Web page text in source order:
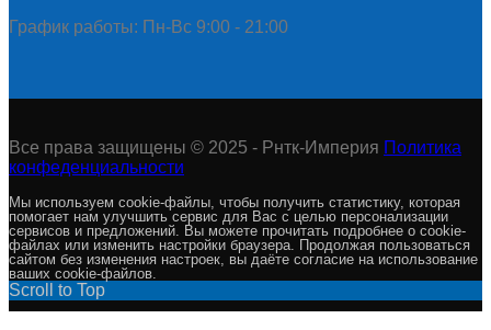
График работы: Пн-Вс 9:00 - 21:00
Все права защищены © 2025 - Рнтк-Империя Политика
конфеденциальности
Мы используем cookie-файлы, чтобы получить статистику, которая
помогает нам улучшить сервис для Вас с целью персонализации
сервисов и предложений. Вы можете прочитать подробнее о cookie-
файлах или изменить настройки браузера. Продолжая пользоваться
сайтом без изменения настроек, вы даёте согласие на использование
ваших cookie-файлов.
Scroll to Top